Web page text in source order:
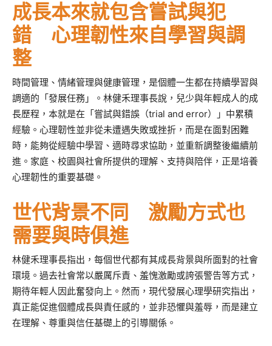
成長本來就包含嘗試與犯
錯 心理韌性來自學習與調
整
時間管理、情緒管理與健康管理，是個體一生都在持續學習與
調適的「發展任務」。林健禾理事長說，兒少與年輕成人的成
長歷程，本就是在「嘗試與錯誤（trial and error）」中累積
經驗。心理韌性並非從未遭遇失敗或挫折，而是在面對困難
時，能夠從經驗中學習、適時尋求協助，並重新調整後繼續前
進。家庭、校園與社會所提供的理解、支持與陪伴，正是培養
心理韌性的重要基礎。
世代背景不同 激勵方式也
需要與時俱進
林健禾理事長指出，每個世代都有其成長背景與所面對的社會
環境。過去社會常以嚴厲斥責、羞愧激勵或誇張警告等方式，
期待年輕人因此奮發向上。然而，現代發展心理學研究指出，
真正能促進個體成長與責任感的，並非恐懼與羞辱，而是建立
在理解、尊重與信任基礎上的引導關係。